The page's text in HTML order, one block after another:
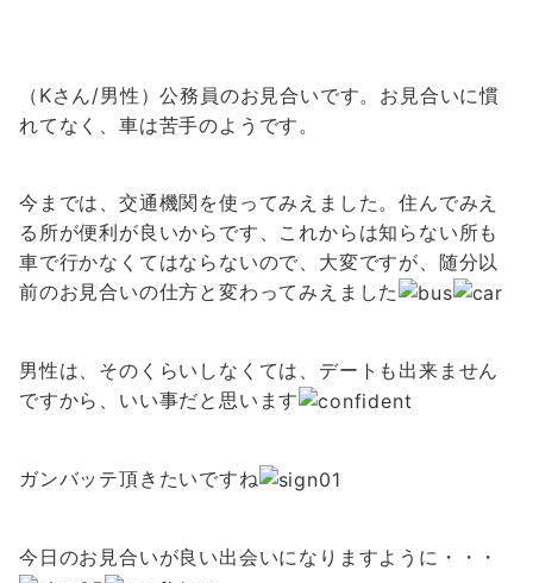
（Kさん/男性）公務員のお見合いです。お見合いに慣
れてなく、車は苦手のようです。
今までは、交通機関を使ってみえました。住んでみえ
る所が便利が良いからです、これからは知らない所も
車で行かなくてはならないので、大変ですが、随分以
前のお見合いの仕方と変わってみえました
男性は、そのくらいしなくては、デートも出来ません
ですから、いい事だと思います
ガンバッテ頂きたいですね
今日のお見合いが良い出会いになりますように・・・